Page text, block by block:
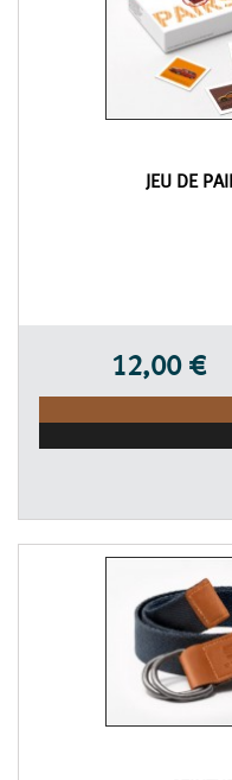
JEU DE
12,00 €